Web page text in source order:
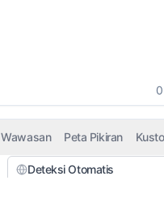
0
Wawasan Peta Pikiran
Deteksi Otomatis